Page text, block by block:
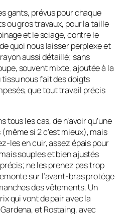
gants, prévus pour chaque
ou gros travaux, pour la taille
et le sciage, contre le
quoi nous laisser perplexe et
aussi détaillé; sans
souvent mixte, ajoutée à la
nous fait des doigts
que tout travail précis
tous les cas, de n’avoir qu’une
si 2 c’est mieux), mais
les en cuir, assez épais pour
souples et bien ajustés
ne les prenez pas trop
sur l’avant-bras protège
des vêtements. Un
qui vont de pair avec la
et Rostaing, avec